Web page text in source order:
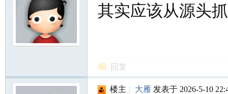
其实应该从源头
回复
楼主 | 大雁 发表于 2026-5-10